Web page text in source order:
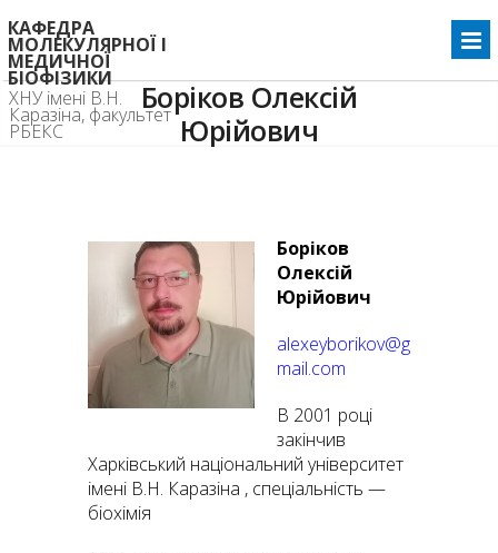
КАФЕДРА
МОЛЕКУЛЯРНОЇ І
МЕДИЧНОЇ
БІОФІЗИКИ
ХНУ імені В.Н.
Каразіна, факультет
РБЕКС
Боріков Олексій
Юрійович
Боріков
Олексій
Юрійович
alexeyborikov@g
mail.com
В 2001 році
закінчив
Харківський національний університет
імені В.Н. Каразіна , спеціальність —
біохімія